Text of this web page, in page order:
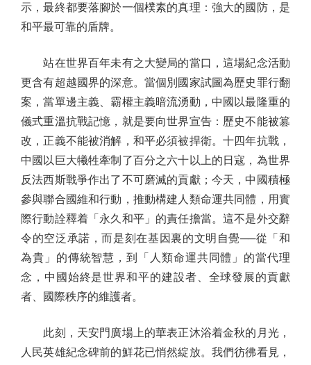
示，最終都要落腳於一個樸素的真理：強大的國防，是
和平最可靠的盾牌。
站在世界百年未有之大變局的當口，這場紀念活動
更含有超越國界的深意。當個別國家試圖為歷史罪行翻
案，當單邊主義、霸權主義暗流湧動，中國以最隆重的
儀式重溫抗戰記憶，就是要向世界宣告：歷史不能被篡
改，正義不能被消解，和平必須被捍衛。十四年抗戰，
中國以巨大犧牲牽制了百分之六十以上的日寇，為世界
反法西斯戰爭作出了不可磨滅的貢獻；今天，中國積極
參與聯合國維和行動，推動構建人類命運共同體，用實
際行動詮釋着「永久和平」的責任擔當。這不是外交辭
令的空泛承諾，而是刻在基因裏的文明自覺──從「和
為貴」的傳統智慧，到「人類命運共同體」的當代理
念，中國始終是世界和平的建設者、全球發展的貢獻
者、國際秩序的維護者。
此刻，天安門廣場上的華表正沐浴着金秋的月光，
人民英雄紀念碑前的鮮花已悄然綻放。我們彷彿看見，